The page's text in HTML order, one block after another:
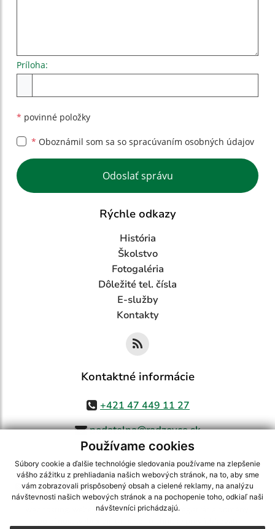
Používame cookies
Súbory cookie a ďalšie technológie sledovania používame na zlepšenie
vášho zážitku z prehliadania našich webových stránok, na to, aby sme
vám zobrazovali prispôsobený obsah a cielené reklamy, na analýzu
návštevnosti našich webových stránok a na pochopenie toho, odkiaľ naši
návštevníci prichádzajú.
Príloha:
* povinné položky
* Oboznámil som sa so spracúvaním osobných údajov
Google reCaptcha Response
Odoslať správu
Rýchle odkazy
História
Školstvo
Fotogaléria
Dôležité tel. čísla
E-služby
Kontakty
Kontaktné informácie
+421 47 449 11 27
podatelna@radzovce.sk
využite možnosť získavania aktuálnych informácií s využitím RSS
CMS systém (redakčný) systém ECHELON 2,Mapa stránok,web portál
webex.digital, s.r.o.,domény,registrácia domény